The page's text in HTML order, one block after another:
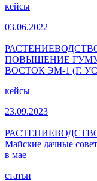
кейсы
03.06.2022
ПОВЫШЕНИЕ
ВОСТОК ЭМ-1 (Г.
кейсы
23.09.2023
Майские дачные
в мае
статьи